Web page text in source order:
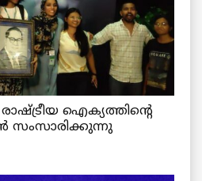
ഐക്യത്തിന്റെ
സംസാരിക്കുന്നു